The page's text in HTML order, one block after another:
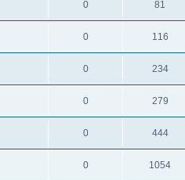
0 81
0 116
0 234
0 279
0 444
0 1054